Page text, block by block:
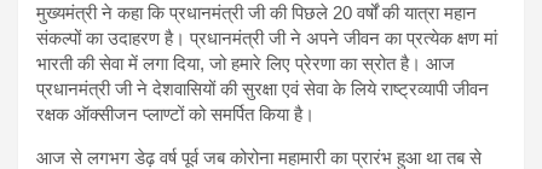
मुख्यमंत्री ने कहा कि प्रधानमंत्री जी की पिछले 20 वर्षों की यात्रा महान
संकल्पों का उदाहरण है। प्रधानमंत्री जी ने अपने जीवन का प्रत्येक क्षण मां
भारती की सेवा में लगा दिया, जो हमारे लिए प्रेरणा का स्रोत है। आज
प्रधानमंत्री जी ने देशवासियों की सुरक्षा एवं सेवा के लिये राष्ट्रव्यापी जीवन
रक्षक ऑक्सीजन प्लाण्टों को समर्पित किया है।
आज से लगभग डेढ़ वर्ष पूर्व जब कोरोना महामारी का प्रारंभ हुआ था तब से